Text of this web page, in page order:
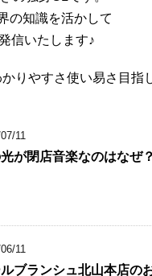
の知識を活かして
信いたします♪
りやすさ使い易さ目指
11
が閉店音楽なのはなぜ
11
ブランシュ北山本店の